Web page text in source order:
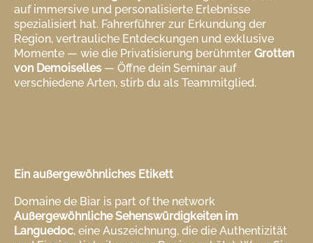
auf immersive und personalisierte Erlebnisse
spezialisiert hat. Fahrerführer zur Erkundung der
Region, vertrauliche Entdeckungen und exklusive
Momente — wie die Privatisierung berühmter Grotten
von Demoiselles — Öffne dein Seminar auf
verschiedene Arten, stirb du als Teammitglied.
Ein außergewöhnliches Etikett
Domaine de Biar is part of the network
Außergewöhnliche Sehenswürdigkeiten im
Languedoc, eine Auszeichnung, die die Authentizität